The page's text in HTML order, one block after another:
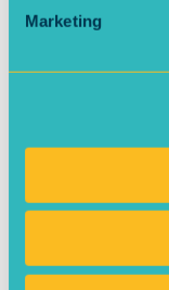
Marketing
du
Veröffentlicht